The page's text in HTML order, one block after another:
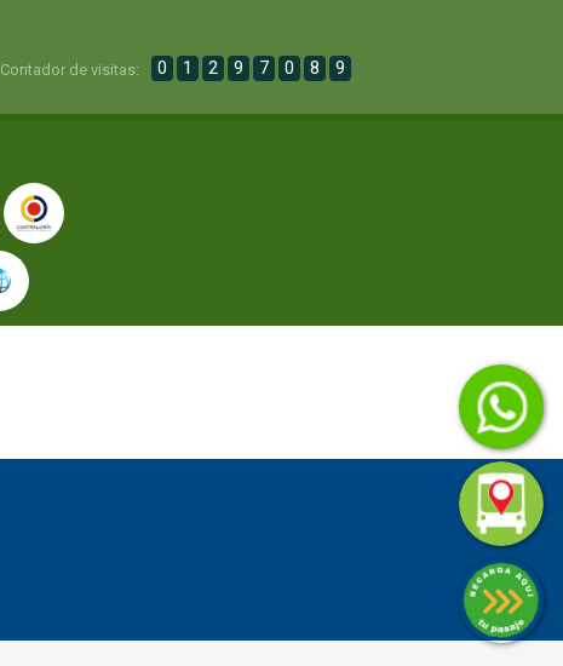
Contador de visitas: 0 1 2 9 7 0 8 9